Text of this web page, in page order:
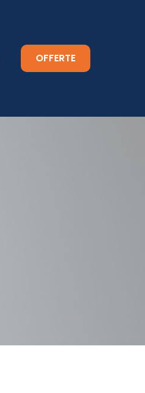
OFFERTE